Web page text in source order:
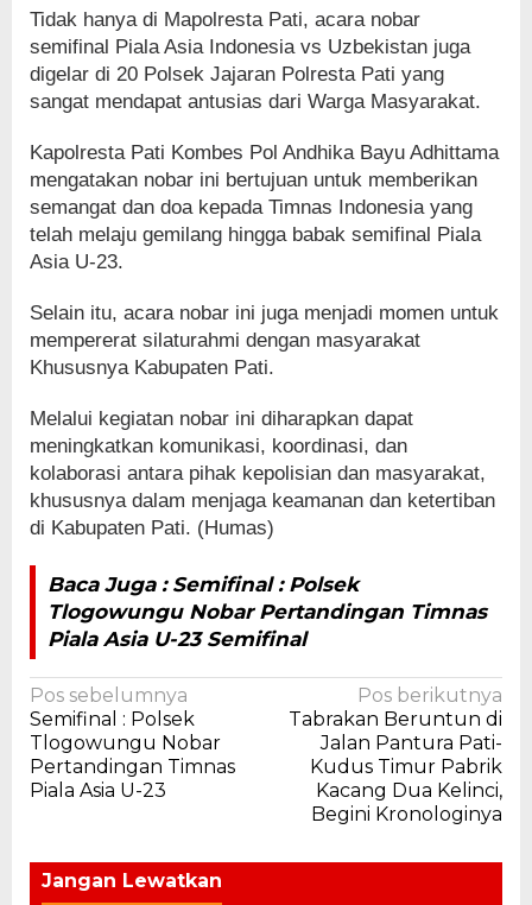
Tidak hanya di Mapolresta Pati, acara nobar
semifinal Piala Asia Indonesia vs Uzbekistan juga
digelar di 20 Polsek Jajaran Polresta Pati yang
sangat mendapat antusias dari Warga Masyarakat.
Kapolresta Pati Kombes Pol Andhika Bayu Adhittama
mengatakan nobar ini bertujuan untuk memberikan
semangat dan doa kepada Timnas Indonesia yang
telah melaju gemilang hingga babak semifinal Piala
Asia U-23.
Selain itu, acara nobar ini juga menjadi momen untuk
mempererat silaturahmi dengan masyarakat
Khususnya Kabupaten Pati.
Melalui kegiatan nobar ini diharapkan dapat
meningkatkan komunikasi, koordinasi, dan
kolaborasi antara pihak kepolisian dan masyarakat,
khususnya dalam menjaga keamanan dan ketertiban
di Kabupaten Pati. (Humas)
Baca Juga : Semifinal : Polsek
Tlogowungu Nobar Pertandingan Timnas
Piala Asia U-23 Semifinal
Navigasi
pos
Pos sebelumnya
Semifinal : Polsek
Tlogowungu Nobar
Pertandingan Timnas
Piala Asia U-23
Pos berikutnya
Tabrakan Beruntun di
Jalan Pantura Pati-
Kudus Timur Pabrik
Kacang Dua Kelinci,
Begini Kronologinya
Jangan Lewatkan